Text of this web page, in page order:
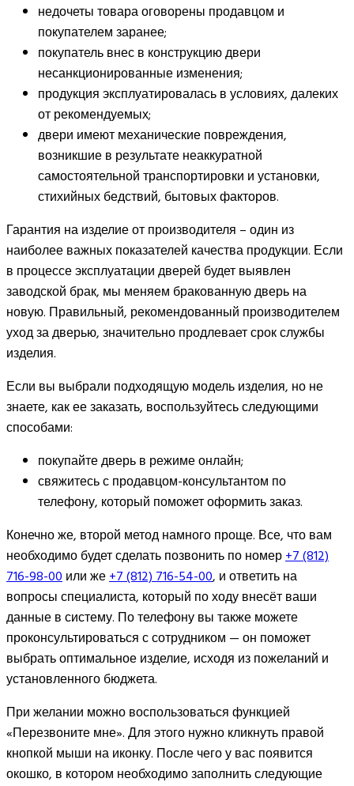
недочеты товара оговорены продавцом и
покупателем заранее;
покупатель внес в конструкцию двери
несанкционированные изменения;
продукция эксплуатировалась в условиях, далеких
от рекомендуемых;
двери имеют механические повреждения,
возникшие в результате неаккуратной
самостоятельной транспортировки и установки,
стихийных бедствий, бытовых факторов.
Гарантия на изделие от производителя – один из
наиболее важных показателей качества продукции. Если
в процессе эксплуатации дверей будет выявлен
заводской брак, мы меняем бракованную дверь на
новую. Правильный, рекомендованный производителем
уход за дверью, значительно продлевает срок службы
изделия.
Если вы выбрали подходящую модель изделия, но не
знаете, как ее заказать, воспользуйтесь следующими
способами:
покупайте дверь в режиме онлайн;
свяжитесь с продавцом-консультантом по
телефону, который поможет оформить заказ.
Конечно же, второй метод намного проще. Все, что вам
необходимо будет сделать позвонить по номер+7 (812)
716-98-00или же+7 (812) 716-54-00, и ответить на
вопросы специалиста, который по ходу внесёт ваши
данные в систему. По телефону вы также можете
проконсультироваться с сотрудником — он поможет
выбрать оптимальное изделие, исходя из пожеланий и
установленного бюджета.
При желании можно воспользоваться функцией
«Перезвоните мне». Для этого нужно кликнуть правой
кнопкой мыши на иконку. После чего у вас появится
окошко, в котором необходимо заполнить следующие